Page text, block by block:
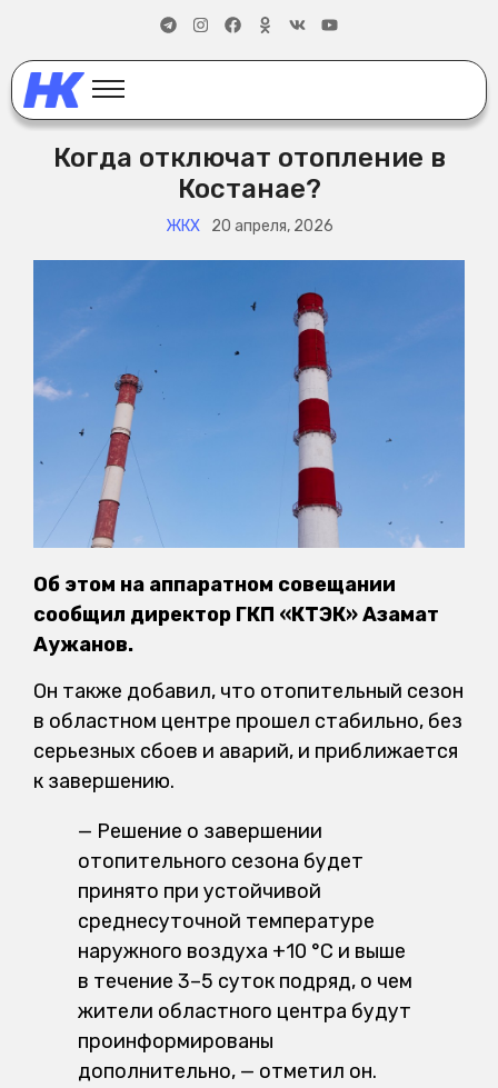
Когда отключат отопление в
Костанае?
ЖКХ 20 апреля, 2026
Об этом на аппаратном совещании
сообщил директор ГКП «КТЭК» Азамат
Аужанов.
Он также добавил, что отопительный сезон
в областном центре прошел стабильно, без
серьезных сбоев и аварий, и приближается
к завершению.
— Решение о завершении
отопительного сезона будет
принято при устойчивой
среднесуточной температуре
наружного воздуха +10 °C и выше
в течение 3–5 суток подряд, о чем
жители областного центра будут
проинформированы
дополнительно, — отметил он.